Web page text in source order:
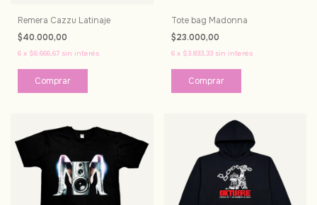
Remera Cazzu Latinaje
$40.000,00
6 x $6.666,67 sin interés
Comprar
Tote bag Madonna
$23.000,00
6 x $3.833,33 sin interés